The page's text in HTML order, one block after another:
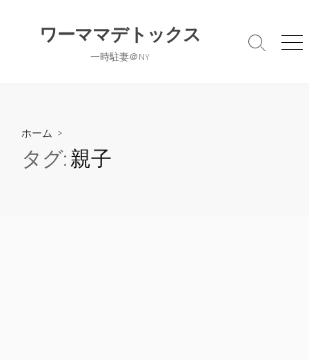
ワーママデトックス
一時駐妻＠NY
検
メ
ホーム >
タグ:親子